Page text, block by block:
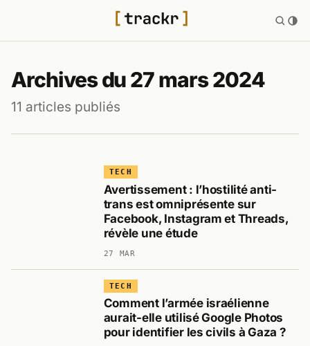
Archives du 27 mars 2024
11 articles publiés
TECH
Avertissement : l’hostilité anti-
trans est omniprésente sur
Facebook, Instagram et Threads,
révèle une étude
27 MAR
TECH
Comment l’armée israélienne
aurait-elle utilisé Google Photos
pour identifier les civils à Gaza ?